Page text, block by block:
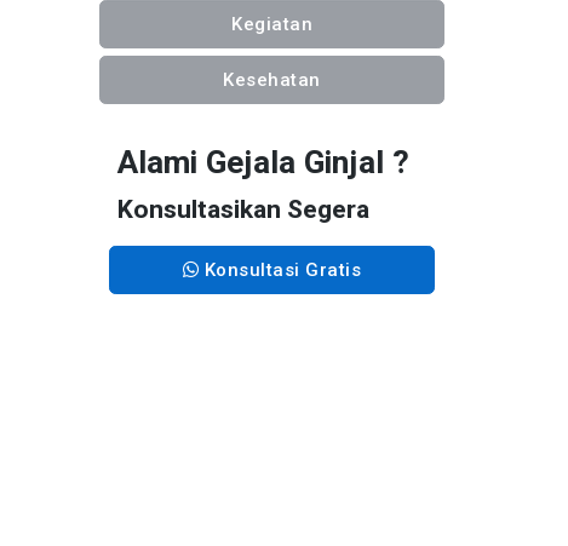
Kegiatan
Kesehatan
Alami Gejala Ginjal ?
Konsultasikan Segera
Konsultasi Gratis